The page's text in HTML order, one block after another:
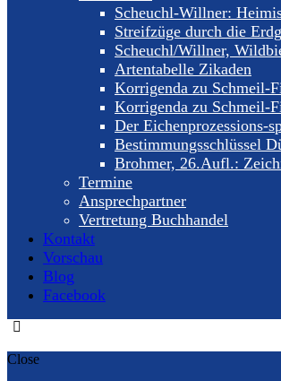
Scheuchl-Willner:
Streifzüge durch die
Scheuchl/Willner,
Artentabelle Zikaden
Korrigenda zu Schmeil-
Korrigenda zu Schmeil-
Der Eichenprozessions-
Bestimmungsschlüssel
Brohmer, 26.Aufl.:
Termine
Ansprechpartner
Vertretung Buchhandel
Kontakt
Vorschau
Blog
Facebook
Close